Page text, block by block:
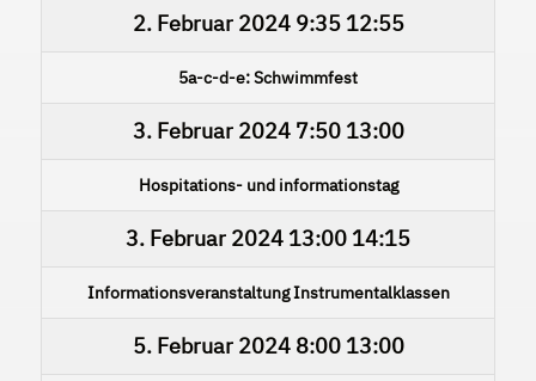
2. Februar 20249:35 12:55
5a-c-d-e: Schwimmfest
3. Februar 20247:50 13:00
Hospitations- und informationstag
3. Februar 2024 13:00 14:15
Informationsveranstaltung Instrumentalklassen
5. Februar 20248:00 13:00